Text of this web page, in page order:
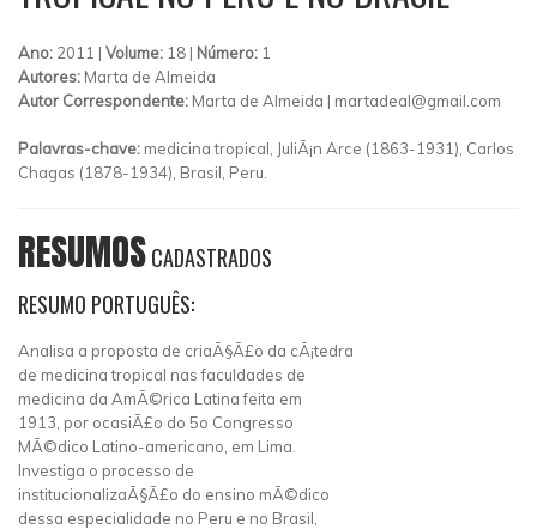
Ano: 2011 | Volume: 18 | Número: 1
Autores: Marta de Almeida
Autor Correspondente: Marta de Almeida | martadeal@gmail.com
Palavras-chave:medicina tropical, JuliÃ¡n Arce (1863-1931), Carlos
Chagas (1878-1934), Brasil, Peru.
RESUMOSCADASTRADOS
RESUMO PORTUGUÊS:
Analisa a proposta de criaÃ§Ã£o da cÃ¡tedra
de medicina tropical nas faculdades de
medicina da AmÃ©rica Latina feita em
1913, por ocasiÃ£o do 5o Congresso
MÃ©dico Latino-americano, em Lima.
Investiga o processo de
institucionalizaÃ§Ã£o do ensino mÃ©dico
dessa especialidade no Peru e no Brasil,